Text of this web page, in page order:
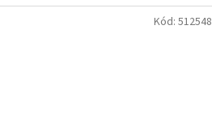
Kód: 512548